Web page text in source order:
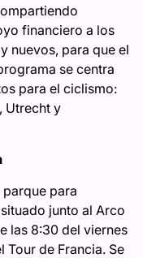
financiero a los
nuevos, para que el
se centra
para el ciclismo:
Utrecht y
para
junto al Arco
las 8:30 del viernes
Tour de Francia. Se